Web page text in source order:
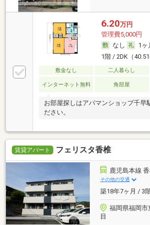
6.20万円
管理費5,000円
なし
1ヶ
1階 / 2DK（
敷金なし 二人暮らし
インターネット無料 角部屋
お部屋探しはアパマンショップ千早
ださい。
賃貸アパート フェリスタ香椎
鹿児島本線
その他の交通
築18年7ヶ月 / 3
福岡県福岡市
目